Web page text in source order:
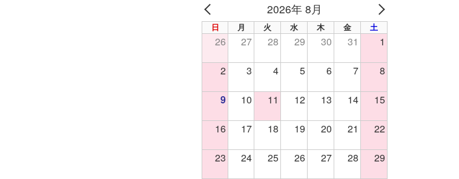
PREV
2026年 8月
NEXT
日 月 火 水 木 金 土
26 27 28 29 30 31 1
2 3 4 5 6 7 8
9 10 11 12 13 14 15
16 17 18 19 20 21 22
23 24 25 26 27 28 29